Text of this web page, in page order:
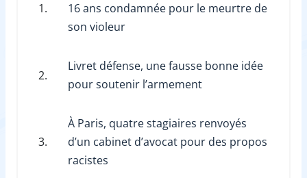
1.
16 ans condamnée pour le meurtre de
son violeur
2.
Livret défense, une fausse bonne idée
pour soutenir l’armement
3.
À Paris, quatre stagiaires renvoyés
d’un cabinet d’avocat pour des propos
racistes